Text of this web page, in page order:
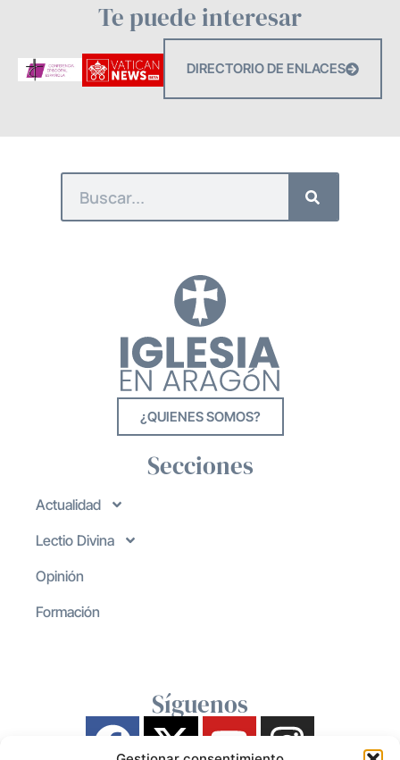
Te puede interesar
DIRECTORIO DE ENLACES
¿QUIENES SOMOS?
Secciones
Actualidad
Lectio Divina
Opinión
Formación
Síguenos